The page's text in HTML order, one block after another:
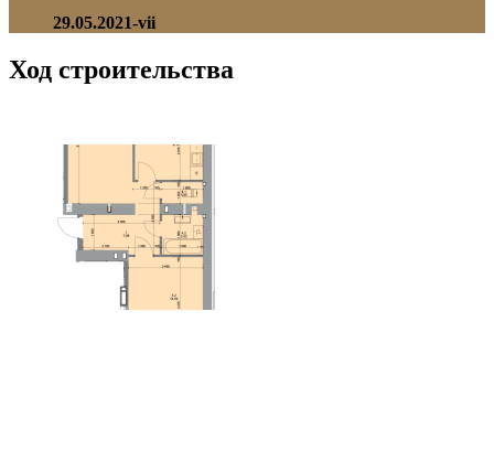
29.05.2021-vii
Ход строительства